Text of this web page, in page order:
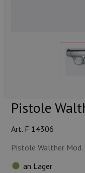
Pistole
Art. F 14306
Pistole Walther
an Lager
UNSERE TOP-
Lampen und